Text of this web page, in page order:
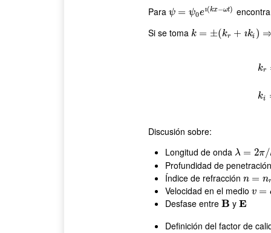
Para ψ = ψ0eı(kx−ωt)
ψ=ψ 0eı(kx−ωt)
Si se toma k = ±(kr + ıki )
k=±( kr+ıki) ⇒
kr
ki
Discusión sobre:
Longitud de onda λ = 2π/
λ=2π/kr
Profundidad de
Índice de refracción n = n
n=nr +ı
Velocidad en el medio v =
v=c/
Desfase entre B
B y E
E
Definición del factor de